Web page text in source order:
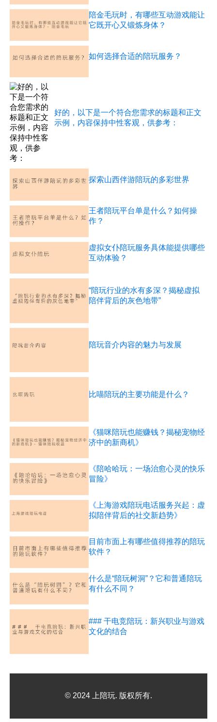
陪金毛玩时，有哪些互动游戏能让
它既开心又锻炼身体？
如何选择合适的陪玩服务？
好的，以下是一个符合您需求的标题和正文
示例，内容保持中性客观，供参考：
探索山西伴游陪玩的多彩世界
王者陪玩平台单是什么？如何操
作？
虚拟女仆陪玩服务具体能提供哪些
互动体验？
“陪玩行业的水有多深？揭秘虚拟
陪伴背后的灰色地带”
陪玩音介内容的魅力与发展
比喵陪玩的主要功能是什么？
《猫咪陪玩也能赚钱？揭秘宠物经
济中的新商机》
《陪哈哈玩：一场治愈心灵的快乐
冒险》
《上海游戏陪玩电话服务兴起：虚
拟陪伴背后的社交新趋势》
目前市面上有哪些值得推荐的陪玩
软件？
什么是“陪玩树洞”？它和普通陪玩
有什么不同？
### 干电竞陪玩：新兴职业与游戏
文化的结合
© 2024 上陪玩. 版权所有.